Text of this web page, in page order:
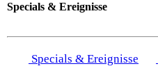
Specials & Ereignisse
Specials & Ereignisse